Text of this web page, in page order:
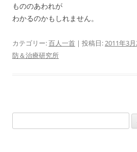
もののあわれが
わかるのかもしれません。
カテゴリー:百人一首 | 投稿日:2011年3月
防＆治療研究所
索: